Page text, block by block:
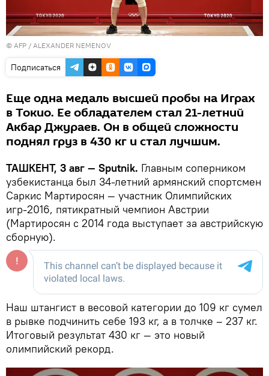
© AFP / ALEXANDER NEMENOV
Подписаться
Еще одна медаль высшей пробы на Играх
в Токио. Ее обладателем стал 21-летний
Акбар Джураев. Он в общей сложности
поднял груз в 430 кг и стал лучшим.
ТАШКЕНТ, 3 авг — Sputnik. Главным соперником
узбекистанца был 34-летний армянский спортсмен
Саркис Мартиросян — участник Олимпийских
игр-2016, пятикратный чемпион Австрии
(Мартиросян с 2014 года выступает за австрийскую
сборную).
Наш штангист в весовой категории до 109 кг сумел
в рывке подчинить себе 193 кг, а в толчке – 237 кг.
Итоговый результат 430 кг — это новый
олимпийский рекорд.